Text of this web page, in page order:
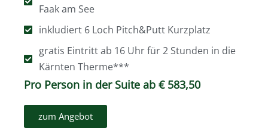
Faak am See
inkludiert 6 Loch Pitch&Putt Kurzplatz
gratis Eintritt ab 16 Uhr für 2 Stunden in die
Kärnten Therme***
Pro Person in der Suite ab € 583,50
zum Angebot